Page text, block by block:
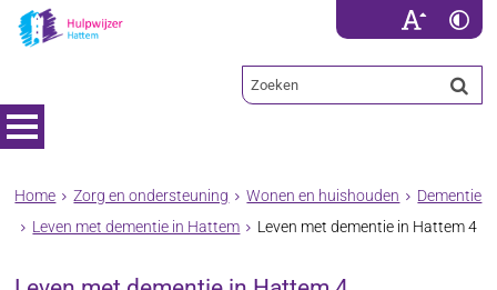
Home Zorg en ondersteuning Wonen en huishouden
Dementie
Leven met dementie in Hattem
Leven met dementie in Hattem 4